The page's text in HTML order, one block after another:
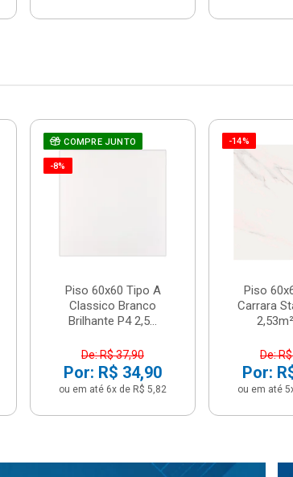
COMPRE JUNTO
-8%
Piso 60x60 Tipo A
Classico Branco
Brilhante P4 2,5...
De: R$ 37,90
Por: R$ 34,90
ou em até 6x de R$ 5,82
-14%
Piso
Carrara
De:
Por:
ou em até